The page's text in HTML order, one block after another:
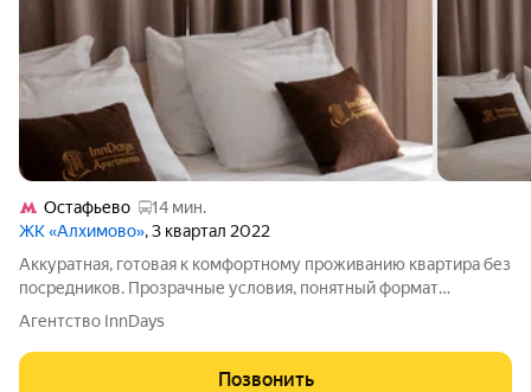
Остафьево
14 мин.
ЖК «Алхимово», 3 квартал 2022
Аккуратная, готовая к комфортному проживанию квартира без
посредников. Прозрачные условия, понятный формат
размещения. Подходит для командированных, гостей города и
спокойного краткосрочного проживания. Формат: заехали
живёте. Стабильно выстроенный
Агентство InnDays
Позвонить